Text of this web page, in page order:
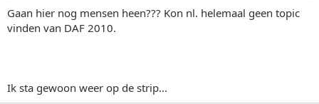
t
e
m
Gaan hier nog mensen heen??? Kon nl. helemaal geen topic
vinden van DAF 2010.
Ik sta gewoon weer op de strip...